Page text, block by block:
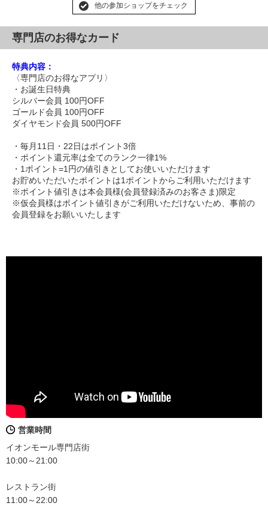
他の参加ショップをチェック
専門店のお得なカード
特典内容：
〈専門店のお得なアプリ〉
・お誕生日特典
シルバー会員 100円OFF
ゴールド会員 100円OFF
ダイヤモンド会員 500円OFF
・毎月11日・22日はポイント3倍
・ポイント還元率は全てのランク一律1%
・1ポイント=1円の値引きとしてお使いいただけます
お貯めいただいたポイントは1ポイントからご利用いただけます
※ポイント値引きは本会員様(会員登録済みのお客さま)限定
※仮会員様はポイント値引きがご利用いただけないため、事前の
会員登録をお願いいたします
営業時間
イオンモール専門店街
10:00～21:00
レストラン街
11:00～22:00